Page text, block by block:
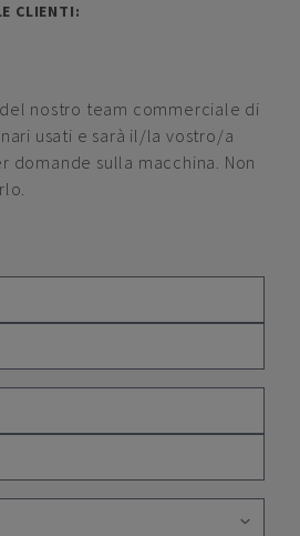
CLIENTI:
nostro team commerciale di
usati e sarà il/la vostro/a
sulla macchina. Non